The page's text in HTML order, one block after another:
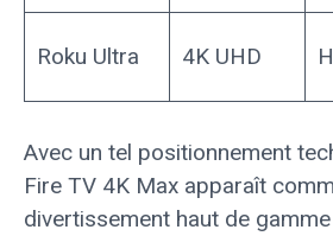
Roku Ultra 4K UHD
Avec un tel positionnement
Fire TV 4K Max apparaît
divertissement haut de